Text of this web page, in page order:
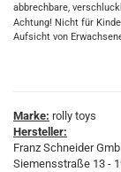
abbrechbare,
Achtung! Nicht für
Aufsicht von
Marke: rolly toys
Hersteller:
Franz Schneider
Siemensstraße 13 -